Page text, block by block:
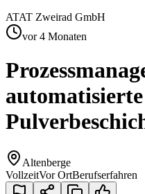
ATAT Zweirad GmbH
vor 4 Monaten
automatisierte
Altenberge
VollzeitVor OrtBerufserfahren